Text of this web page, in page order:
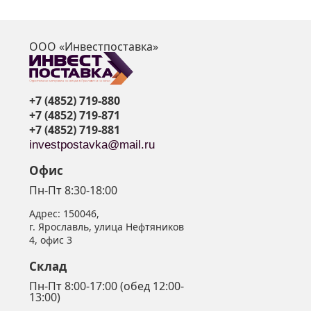
ООО «Инвестпоставка»
+7 (4852) 719-880
+7 (4852) 719-871
+7 (4852) 719-881
investpostavka@mail.ru
Офис
Пн-Пт 8:30-18:00
Адрес: 150046,
г. Ярославль, улица Нефтяников
4, офис 3
Склад
Пн-Пт 8:00-17:00 (обед 12:00-
13:00)